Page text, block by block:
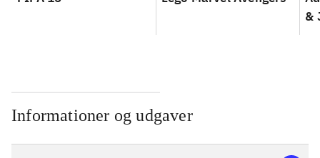
&
Informationer og udgaver